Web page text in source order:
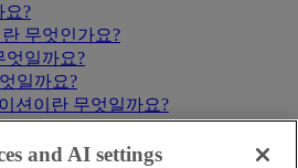
요?
무엇인가요?
엇일까요?
일까요?
션이란 무엇일까요?
엇일까요?
and AI settings